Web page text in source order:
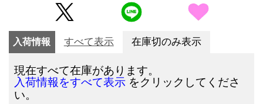
入荷情報 すべて表示 在庫切のみ表示
現在すべて在庫があります。
入荷情報をすべて表示 をクリックしてくださ
い。